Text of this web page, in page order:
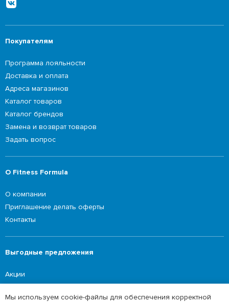
Покупателям
Программа лояльности
Доставка и оплата
Адреса магазинов
Каталог товаров
Каталог брендов
Замена и возврат товаров
Задать вопрос
О Fitness Formula
О компании
Приглашение делать оферты
Контакты
Выгодные предложения
Акции
Мы используем cookie-файлы для обеспечения корректной